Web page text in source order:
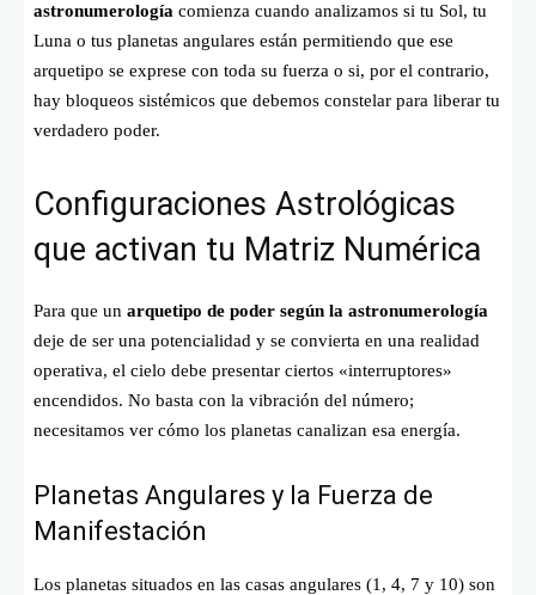
astronumerología comienza cuando analizamos si tu Sol, tu
Luna o tus planetas angulares están permitiendo que ese
arquetipo se exprese con toda su fuerza o si, por el contrario,
hay bloqueos sistémicos que debemos constelar para liberar tu
verdadero poder.
Configuraciones Astrológicas
que activan tu Matriz Numérica
Para que un arquetipo de poder según la astronumerología
deje de ser una potencialidad y se convierta en una realidad
operativa, el cielo debe presentar ciertos «interruptores»
encendidos. No basta con la vibración del número;
necesitamos ver cómo los planetas canalizan esa energía.
Planetas Angulares y la Fuerza de
Manifestación
Los planetas situados en las casas angulares (1, 4, 7 y 10) son